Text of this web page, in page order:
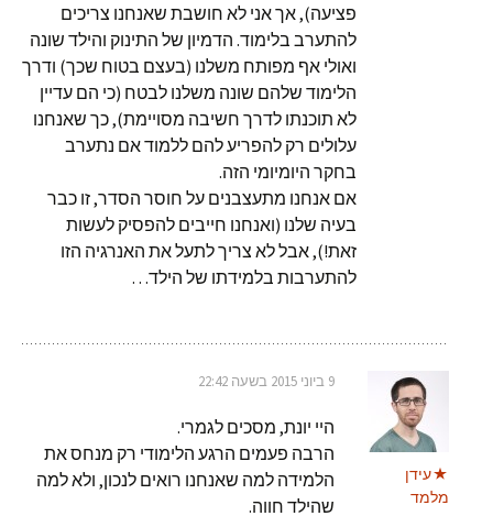
פציעה), אך אני לא חושבת שאנחנו צריכים
להתערב בלימוד. הדמיון של התינוק והילד שונה
ואולי אף מפותח משלנו (בעצם בטוח שכך) ודרך
הלימוד שלהם שונה משלנו לבטח (כי הם עדיין
לא תוכנתו לדרך חשיבה מסויימת), כך שאנחנו
עלולים רק להפריע להם ללמוד אם נתערב
בחקר היומיומי הזה.
אם אנחנו מתעצבנים על חוסר הסדר, זו כבר
בעיה שלנו (ואנחנו חייבים להפסיק לעשות
זאת!), אבל לא צריך לתעל את האנרגיה הזו
להתערבות בלמידתו של הילד…
עידן
מלמד
9 ביוני 2015 בשעה 22:42
היי יונת, מסכים לגמרי.
הרבה פעמים הרגע הלימודי רק מנחס את
הלמידה למה שאנחנו רואים לנכון, ולא למה
שהילד חווה.